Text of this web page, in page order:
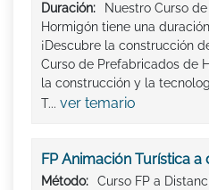
Duración:
Nuestro Curso
Hormigón tiene una
¡Descubre la construcción
Curso de Prefabricados de
la construcción y la
T... ver temario
FP Animación Turística a
Método:
Curso FP a